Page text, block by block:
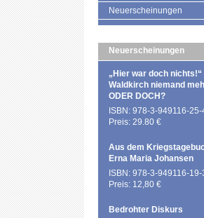
Neuerscheinungen
Neuerscheinungen
„Hier war doch nichts!“
Waldkirch niemand
ODER DOCH?
ISBN: 978-3-949116-25-
Preis: 29.80 €
Aus dem
Erna Maria Johansen
ISBN: 978-3-949116-19-
Preis: 12,80 €
Bedrohter Diskurs